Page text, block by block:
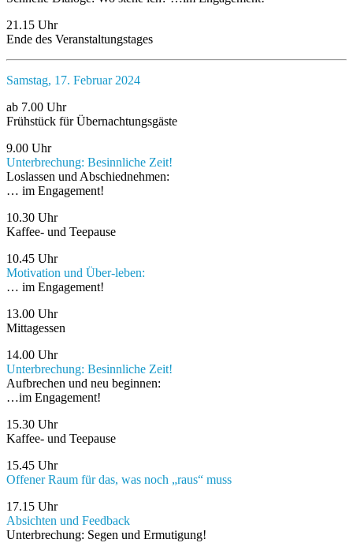
21.15 Uhr
Ende des Veranstaltungstages
Samstag, 17. Februar 2024
ab 7.00 Uhr
Frühstück für Übernachtungsgäste
9.00 Uhr
Unterbrechung: Besinnliche Zeit!
Loslassen und Abschiednehmen:
… im Engagement!
10.30 Uhr
Kaffee- und Teepause
10.45 Uhr
Motivation und Über-leben:
… im Engagement!
13.00 Uhr
Mittagessen
14.00 Uhr
Unterbrechung: Besinnliche Zeit!
Aufbrechen und neu beginnen:
…im Engagement!
15.30 Uhr
Kaffee- und Teepause
15.45 Uhr
Offener Raum für das, was noch „raus“ muss
17.15 Uhr
Absichten und Feedback
Unterbrechung: Segen und Ermutigung!